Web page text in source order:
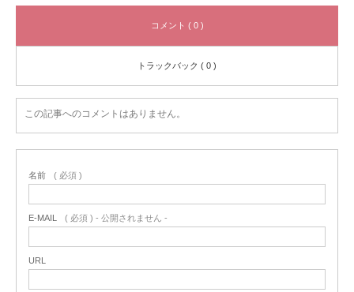
コメント ( 0 )
トラックバック ( 0 )
この記事へのコメントはありません。
名前 ( 必須 )
E-MAIL ( 必須 ) - 公開されません -
URL